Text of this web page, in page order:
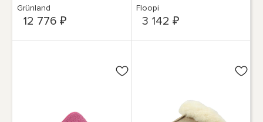
Grünland
12 776 ₽
Floopi
3 142 ₽